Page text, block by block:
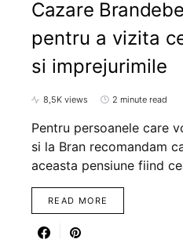
Cazare
pentru a vizita
si imprejurimile
8,5K views 2 minute read
Pentru persoanele care
si la Bran recomandam
aceasta pensiune fiind
READ MORE